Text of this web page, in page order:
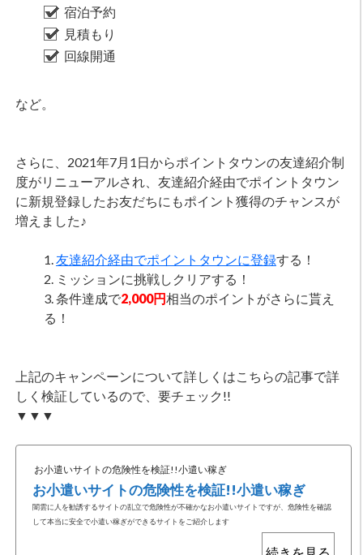
宿泊予約
見積もり
回線開通
など。
さらに、2021年7月1日からポイントタウンの友達紹介制
度がリニューアルされ、友達紹介経由でポイントタウン
に新規登録したお友だちにもポイント獲得のチャンスが
増えました♪
友達紹介経由でポイントタウンに登録する！
ミッションに挑戦しクリアする！
条件達成で2,000円相当のポイントがさらに貰え
る！
上記のキャンペーンについて詳しくはこちらの記事で詳
しく検証しているので、要チェック!!
▼▼▼
お小遣いサイトの危険性を検証!!小遣い稼ぎ
お小遣いサイトの危険性を検証!!小遣い稼ぎ
闇雲に人を勧誘するサイトの乱立で危険性が不確かなお小遣いサイトですが、危険性を確認
して本当に安全で小遣い稼ぎができるサイトをご紹介します